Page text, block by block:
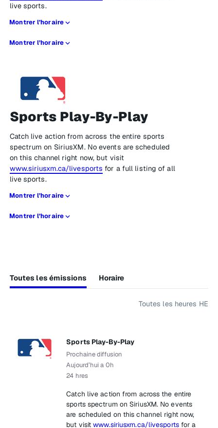
live sports.
Montrer l’horaire
Montrer l’horaire
Sports Play-By-Play
Catch live action from across the entire sports
spectrum on SiriusXM. No events are scheduled
on this channel right now, but visit
www.siriusxm.ca/livesports for a full listing of all
live sports.
Montrer l’horaire
Montrer l’horaire
Toutes les émissions Horaire
Toutes les heures HE
Sports Play-By-Play
Prochaine diffusion
Aujourd’hui a 0h
24 hres
Catch live action from across the entire
sports spectrum on SiriusXM. No events
are scheduled on this channel right now,
but visitwww.siriusxm.ca/livesportsfor a